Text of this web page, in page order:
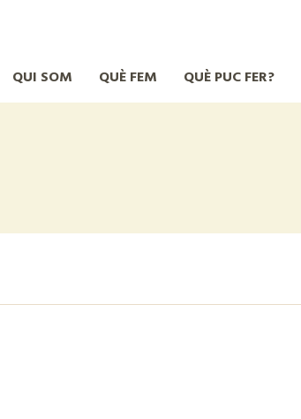
QUI SOM QUÈ FEM QUÈ PUC FER?